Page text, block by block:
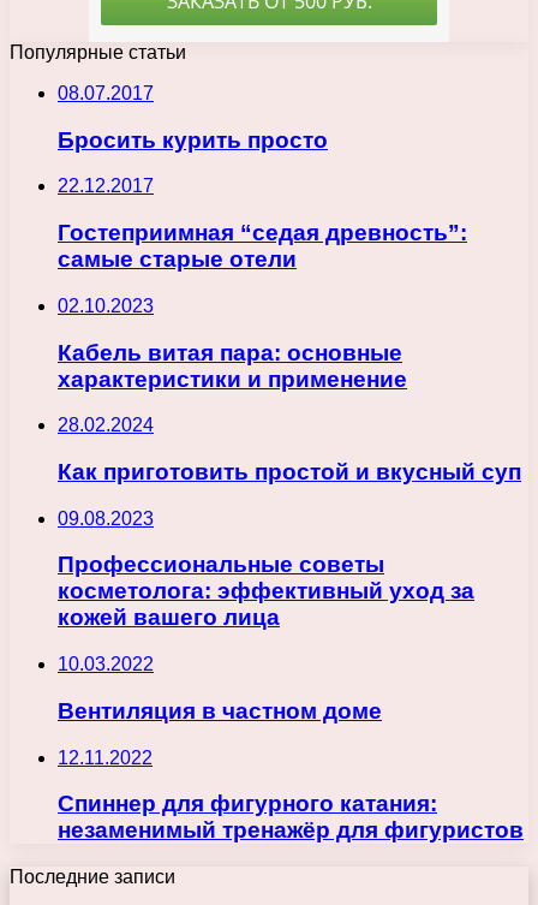
Популярные статьи
08.07.2017
Бросить курить просто
22.12.2017
Гостеприимная “седая древность”:
самые старые отели
02.10.2023
Кабель витая пара: основные
характеристики и применение
28.02.2024
Как приготовить простой и вкусный суп
09.08.2023
Профессиональные советы
косметолога: эффективный уход за
кожей вашего лица
10.03.2022
Вентиляция в частном доме
12.11.2022
Спиннер для фигурного катания:
незаменимый тренажёр для фигуристов
Последние записи